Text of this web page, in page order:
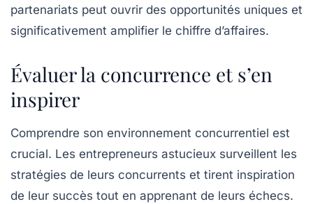
partenariats peut ouvrir des opportunités uniques et
significativement amplifier le chiffre d’affaires.
Évaluer la concurrence et s’en
inspirer
Comprendre son environnement concurrentiel est
crucial. Les entrepreneurs astucieux surveillent les
stratégies de leurs concurrents et tirent inspiration
de leur succès tout en apprenant de leurs échecs.